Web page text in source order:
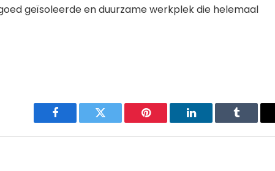
geïsoleerde en duurzame werkplek die helemaal
Facebook Twitter Pinterest LinkedIn Tumblr